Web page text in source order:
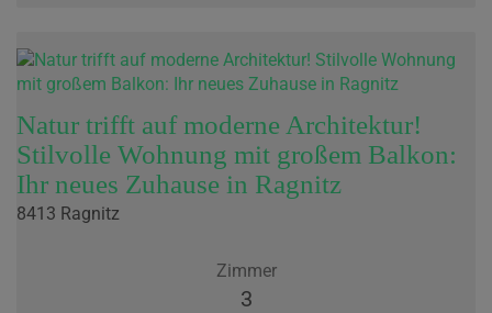
Natur trifft auf moderne Architektur!
Stilvolle Wohnung mit großem Balkon:
Ihr neues Zuhause in Ragnitz
8413 Ragnitz
Zimmer
3